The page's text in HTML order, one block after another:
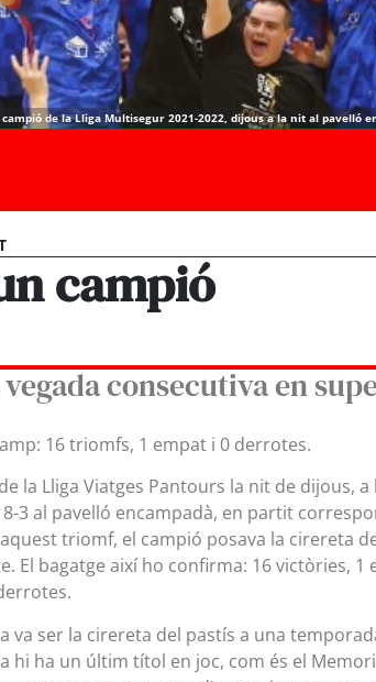
de la Lliga Multisegur 2021-2022, dijous a la nit al pavelló
campió
consecutiva en
16 triomfs, 1 empat i 0 derrotes.
la Lliga Viatges Pantours la nit de dijous, a
3 al pavelló encampadà, en partit
triomf, el campió posava la cirereta
El bagatge així ho confirma: 16 victòries, 1
va ser la cirereta del pastís a una
hi ha un últim títol en joc, com és el